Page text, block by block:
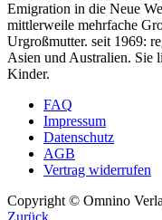
Emigration in die Neue
mittlerweile mehrfache
Urgroßmutter. seit 1969:
Asien und Australien. Sie
Kinder.
FAQ
Impressum
Datenschutz
AGB
Vertrag widerrufen
Copyright © Omnino
Zurück